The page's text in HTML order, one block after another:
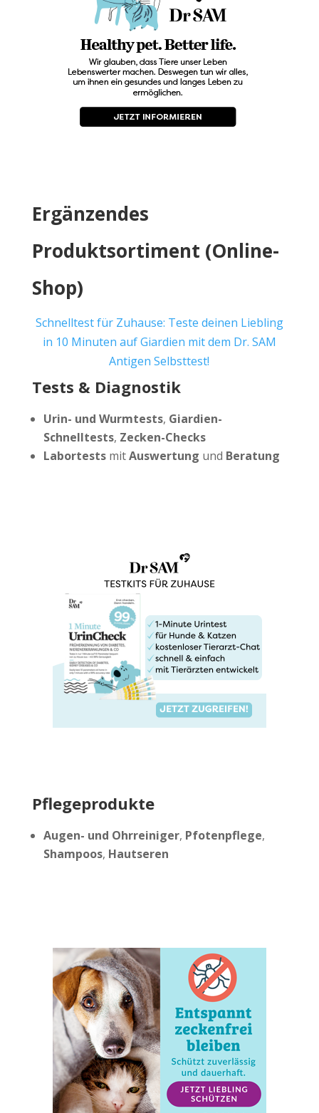
Ergänzendes
Produktsortiment (Online-
Shop)
Schnelltest für Zuhause: Teste deinen Liebling
in 10 Minuten auf Giardien mit dem Dr. SAM
Antigen Selbsttest!
Tests & Diagnostik
Urin- und Wurmtests, Giardien-
Schnelltests, Zecken-Checks
LabortestsmitAuswertung und Beratung
Pflegeprodukte
Augen- und Ohrreiniger, Pfotenpflege,
Shampoos, Hautseren